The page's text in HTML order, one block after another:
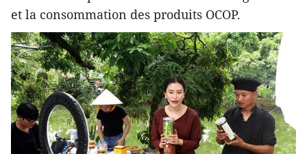
et la consommation des produits OCOP.